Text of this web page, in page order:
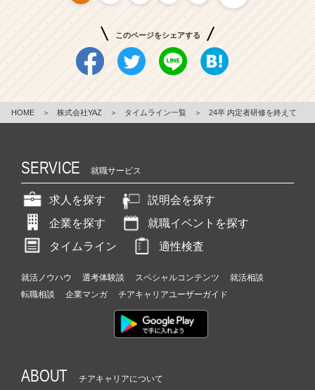
このページをシェアする
HOME ＞ 株式会社YAZ ＞ タイムライン一覧 ＞ 24卒 内定者研修を終えて
SERVICE 就職サービス
求人を探す
説明会を探す
企業を探す
就職イベントを探す
タイムライン
適性検査
就活ノウハウ 選考体験談 スペシャルコンテンツ
就活相談
転職相談
企業マンガ チアキャリアユーザーガイド
ABOUT チアキャリアについて